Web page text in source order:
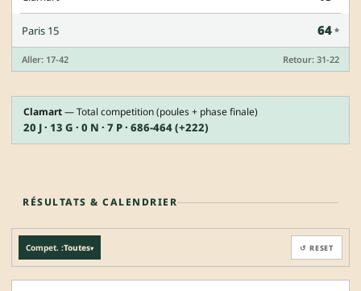
Paris 15 64
Aller: 17-42 Retour: 31-22
Clamart— Total competition (poules + phase finale)
20 J · 13 G · 0 N · 7 P · 686-464 (+222)
RÉSULTATS & CALENDRIER
Compet. :Toutes▾ ↺ RESET